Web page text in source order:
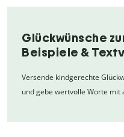
Glückwünsche
Beispiele &
Versende kindgerechte
und gebe wertvolle Worte mit